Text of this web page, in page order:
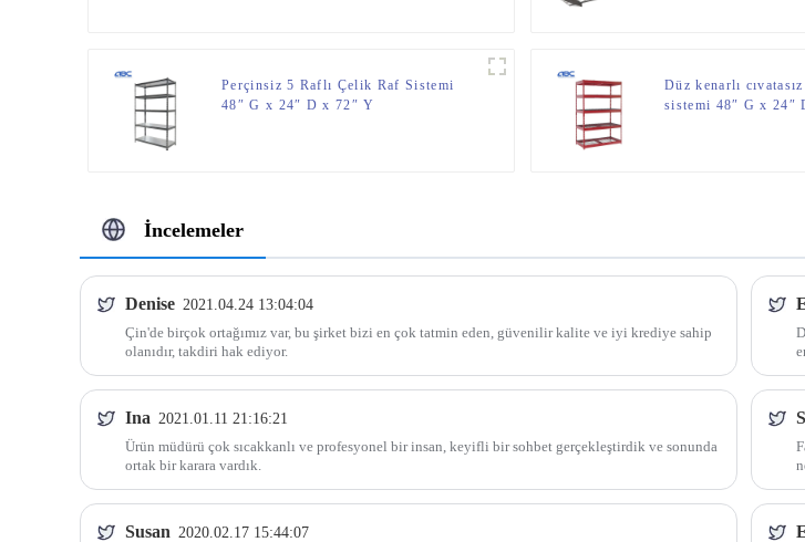
Perçinsiz 5 Raflı Çelik Raf Sistemi
48″ G x 24″ D x 72″ Y
Düz kenarlı
sistemi 48″ G x 24″
İncelemeler
Denise 2021.04.24 13:04:04
Çin'de birçok ortağımız var, bu şirket bizi en çok tatmin eden, güvenilir kalite ve iyi krediye sahip
olanıdır, takdiri hak ediyor.
Ina 2021.01.11 21:16:21
Ürün müdürü çok sıcakkanlı ve profesyonel bir insan, keyifli bir sohbet gerçekleştirdik ve sonunda
ortak bir karara vardık.
Susan 2020.02.17 15:44:07